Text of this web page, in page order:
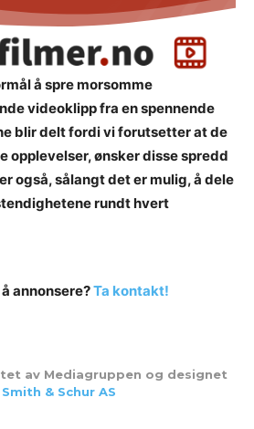
å spre morsomme
videoklipp fra en spennende
blir delt fordi vi forutsetter at de
opplevelser, ønsker disse spredd
også, sålangt det er mulig, å dele
rundt hvert
annonsere?Ta kontakt!
av Mediagruppen og designet
Smith & Schur AS